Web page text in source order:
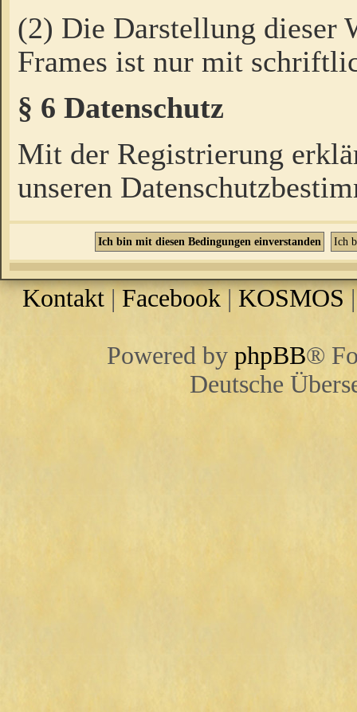
(2) Die Darstellung dieser
Frames ist nur mit
§ 6 Datenschutz
Mit der Registrierung
unseren
Kontakt |Facebook | KOSMOS
Powered by phpBB®
Deutsche